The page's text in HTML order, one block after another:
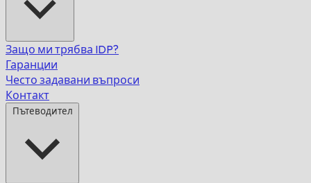
Защо ми трябва IDP?
Гаранции
Често задавани въпроси
Контакт
Пътеводител